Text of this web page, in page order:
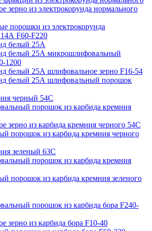
зерно из электрокорунда нормального
порошки из электрокорунда
F60-F220
белый 25А
белый 25А микрошлифовальный
1200
белый 25А шлифовальное зерно F16-54
белый 25А шлифовальный порошок
черный 54С
порошок из карбида кремния
зерно из карбида кремния черного 54C
порошок из карбида кремния черного
зеленый 63С
порошок из карбида кремния
порошок из карбида кремния зеленого
порошок из карбида бора F240-
зерно из карбида бора F10-40